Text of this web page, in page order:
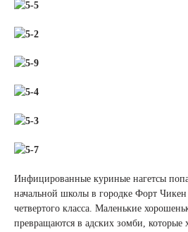
Инфицированные куриные нагетсы
начальной школы в городке Форт
четвертого класса. Маленькие
превращаются в адских зомби, которые